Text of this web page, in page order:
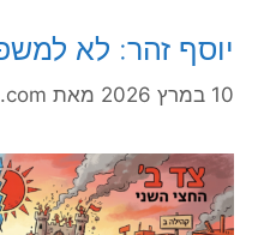
יוסף זהר: לא
10 במרץ 2026 מאת